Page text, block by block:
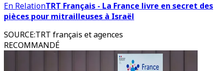
En RelationTRT Français - La France livre en secret des
pièces pour mitrailleuses à Israël
SOURCE:TRT français et agences
RECOMMANDÉ